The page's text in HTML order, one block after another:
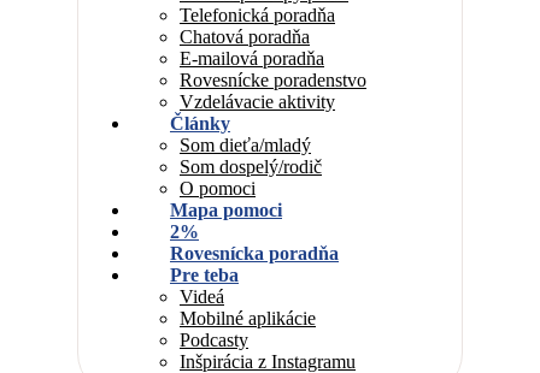
Telefonická poradňa
Chatová poradňa
E-mailová poradňa
Rovesnícke poradenstvo
Vzdelávacie aktivity
Články
Som dieťa/mladý
Som dospelý/rodič
O pomoci
Mapa pomoci
2%
Rovesnícka poradňa
Pre teba
Videá
Mobilné aplikácie
Podcasty
Inšpirácia z Instagramu